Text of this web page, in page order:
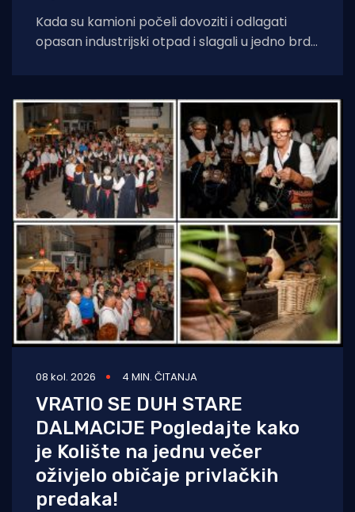
Kada su kamioni počeli dovoziti i odlagati
opasan industrijski otpad i slagali u jedno brdo
08 kol. 2026 4 MIN. ČITANJA
VRATIO SE DUH STARE
DALMACIJE Pogledajte kako
je Kolište na jednu večer
oživjelo običaje privlačkih
predaka!